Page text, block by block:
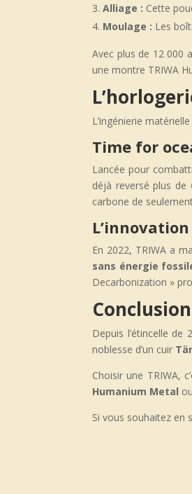
Alliage : Cette
Moulage : Les
Avec plus de 12 000
une montre TRIWA
L’ingénierie
Time for
Lancée pour
déjà reversé plus de
carbone de
En 2022, TRIWA a
sans énergie
Decarbonization »
Depuis l’étincelle
noblesse d’un cuir
Choisir une TRIWA,
Humanium Metal
Si vous souhaitez en